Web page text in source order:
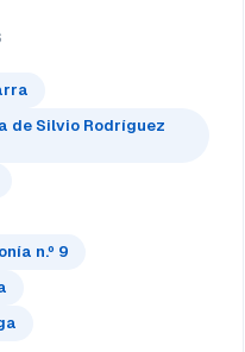
de Silvio Rodríguez
n.º 9